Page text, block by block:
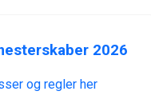
2026
og regler her